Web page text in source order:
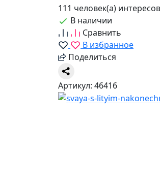
111 человек(а)
В наличии
Сравнить
В избранное
Поделиться
Артикул: 46416